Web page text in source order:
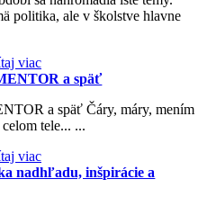
politika, ale v školstve hlavne
viac
a späť
a späť Čáry, máry, mením
tele... ...
viac
nadhľadu, inšpirácie a